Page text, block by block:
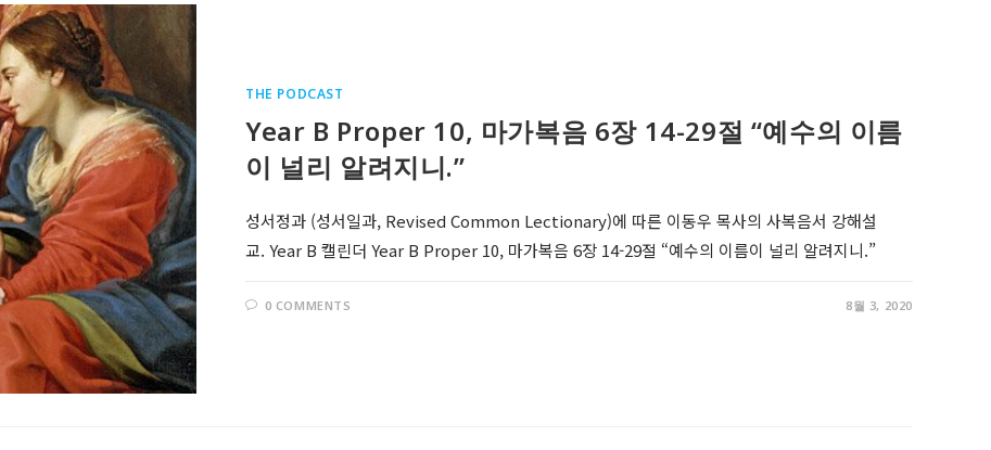
THE PODCAST
Year B Proper 10, 마가복음 6장 14-29절 “예수의 이름
이 널리 알려지니.”
성서정과 (성서일과, Revised Common Lectionary)에 따른 이동우 목사의 사복음서 강해설
교. Year B 캘린더 Year B Proper 10, 마가복음 6장 14-29절 “예수의 이름이 널리 알려지니.”
0 COMMENTS 8월 3, 2020